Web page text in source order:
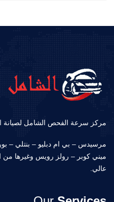
مركز سرعة الفحص الشامل لصيانة
مرسيدس – بي ام دبليو – بنتلي –
ميني كوبر – رولز رويس وغيرها من
عالي.